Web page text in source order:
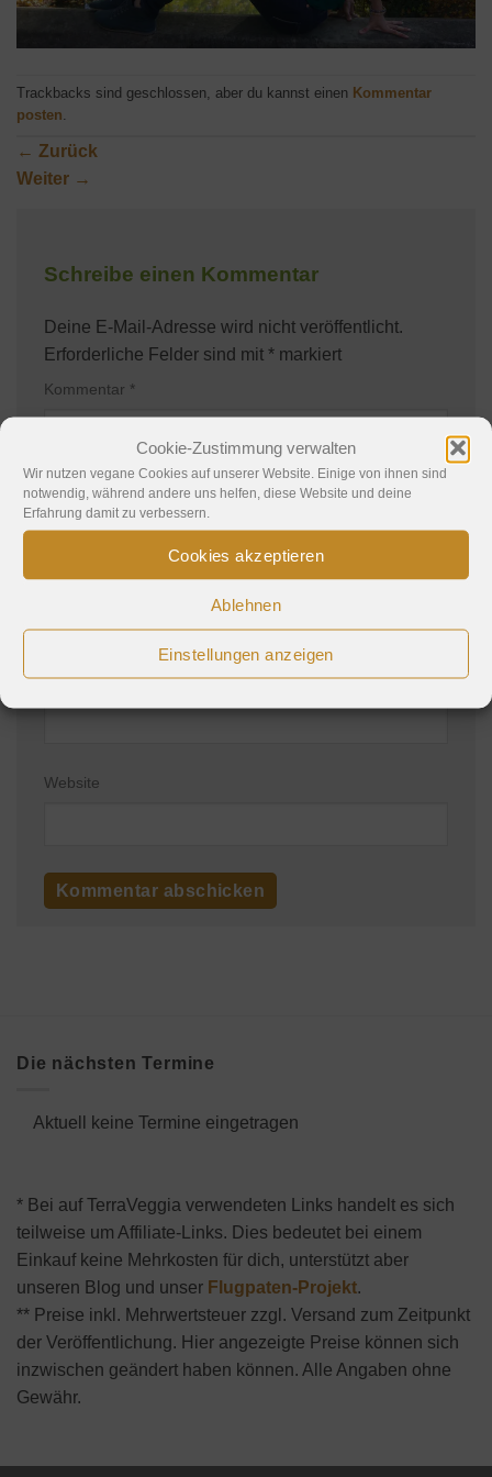
Cookie-Zustimmung verwalten
Wir nutzen vegane Cookies auf unserer Website. Einige von ihnen sind
notwendig, während andere uns helfen, diese Website und deine
Erfahrung damit zu verbessern.
Cookies akzeptieren
Ablehnen
Einstellungen anzeigen
Trackbacks sind geschlossen, aber du kannst einen Kommentar
posten.
← Zurück
Weiter →
Schreibe einen Kommentar
Deine E-Mail-Adresse wird nicht veröffentlicht.
Erforderliche Felder sind mit * markiert
Kommentar *
Name*
E-Mail-Adresse*
Website
Die nächsten Termine
Aktuell keine Termine eingetragen
* Bei auf TerraVeggia verwendeten Links handelt es sich
teilweise um Affiliate-Links. Dies bedeutet bei einem
Einkauf keine Mehrkosten für dich, unterstützt aber
unseren Blog und unser Flugpaten-Projekt.
** Preise inkl. Mehrwertsteuer zzgl. Versand zum Zeitpunkt
der Veröffentlichung. Hier angezeigte Preise können sich
inzwischen geändert haben können. Alle Angaben ohne
Gewähr.